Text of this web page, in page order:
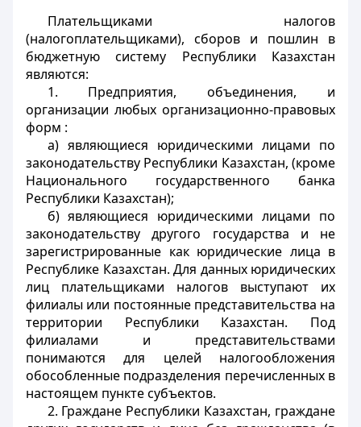
Плательщиками налогов
(налогоплательщиками), сборов и пошлин в
бюджетную систему Республики Казахстан
являются:
1. Предприятия, объединения, и
организации любых организационно-правовых
форм :
а) являющиеся юридическими лицами по
законодательству Республики Казахстан, (кроме
Национального государственного банка
Республики Казахстан);
б) являющиеся юридическими лицами по
законодательству другого государства и не
зарегистрированные как юридические лица в
Республике Казахстан. Для данных юридических
лиц плательщиками налогов выступают их
филиалы или постоянные представительства на
территории Республики Казахстан. Под
филиалами и представительствами
понимаются для целей налогообложения
обособленные подразделения перечисленных в
настоящем пункте субъектов.
2. Граждане Республики Казахстан, граждане